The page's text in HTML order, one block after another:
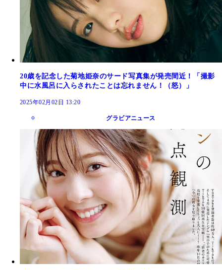
20歳を記念した菊地姫奈のサード写真集が発売間近！「撮影
中に水風呂に入らされたことは忘れません！（怒）」
2025年02月02日 13:20
グラビアニュース